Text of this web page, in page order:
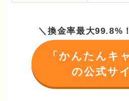
＼換金率最大99.8%
「かんたんキ
の公式サ